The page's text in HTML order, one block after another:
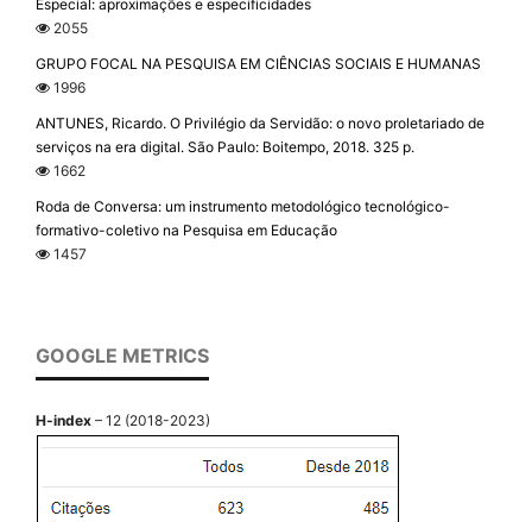
Especial: aproximações e especificidades
2055
GRUPO FOCAL NA PESQUISA EM CIÊNCIAS SOCIAIS E HUMANAS
1996
ANTUNES, Ricardo. O Privilégio da Servidão: o novo proletariado de
serviços na era digital. São Paulo: Boitempo, 2018. 325 p.
1662
Roda de Conversa: um instrumento metodológico tecnológico-
formativo-coletivo na Pesquisa em Educação
1457
GOOGLE METRICS
H-index – 12 (2018-2023)